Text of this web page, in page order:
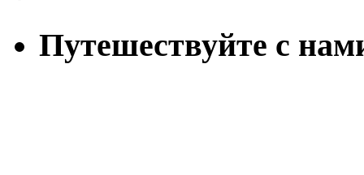
Путешествуйте с